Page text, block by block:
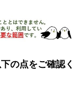
の点をご確認く